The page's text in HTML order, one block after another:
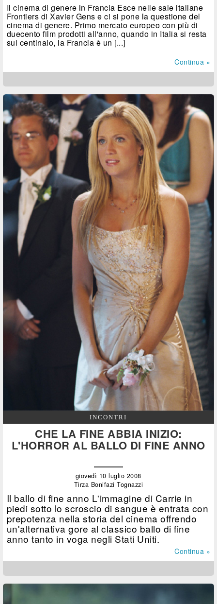
Il cinema di genere in Francia Esce nelle sale italiane
Frontiers di Xavier Gens e ci si pone la questione del
cinema di genere. Primo mercato europeo con più di
duecento film prodotti all'anno, quando in Italia si resta
sul centinaio, la Francia è un [...]
Continua »
INCONTRI
CHE LA FINE ABBIA INIZIO:
L'HORROR AL BALLO DI FINE ANNO
giovedì 10 luglio 2008
Tirza Bonifazi Tognazzi
Il ballo di fine anno L'immagine di Carrie in
piedi sotto lo scroscio di sangue è entrata con
prepotenza nella storia del cinema offrendo
un'alternativa gore al classico ballo di fine
anno tanto in voga negli Stati Uniti.
Continua »